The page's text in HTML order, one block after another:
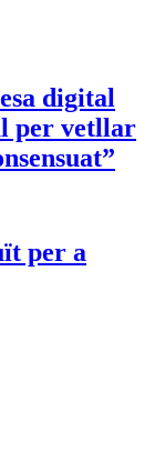
digital
per vetllar
per a